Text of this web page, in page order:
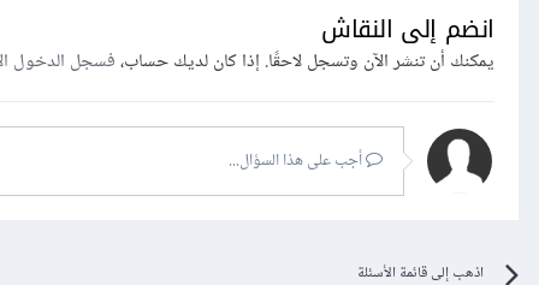
انضم إلى النقاش
يمكنك أن تنشر الآن وتسجل لاحقًا. إذا كان لديك حساب،فسجل الدخول
أجب على هذا السؤال...
اذهب إلى قائمة الأسئلة